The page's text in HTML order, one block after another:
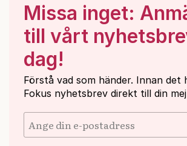
Missa inget:
till vårt
dag!
Förstå vad som händer. Innan det
Fokus nyhetsbrev direkt till din